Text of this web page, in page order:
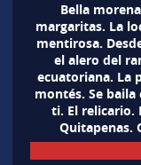
Bella
margaritas. La
mentirosa.
el alero del
ecuatoriana. La
montés. Se
ti. El relicario.
Quitapenas.